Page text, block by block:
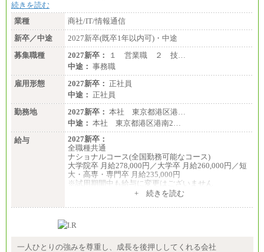
続きを読む
業種
商社/IT/情報通信
新卒／中途
2027新卒(既卒1年以内可)・中途
募集職種
2027新卒：
１ 営業職 ２ 技…
中途： 事務職
雇用形態
2027新卒： 正社員
中途： 正社員
勤務地
2027新卒： 本社 東京都港区港…
中途： 本社 東京都港区港南2…
給与
2027新卒：
全職種共通
ナショナルコース(全国勤務可能なコース)
大学院卒 月給278,000円／大学卒 月給260,000円／短
大・高専・専門卒 月給235,000円
※試用期間中も給与に変更はございません
大学院卒 月給264,000円／大学卒 月給250,000円／短
※試用期間中も給与に変更はございません
月給：250,000円～400,000円
+ 続きを読む
一人ひとりの強みを尊重し、成長を後押ししてくれる会社